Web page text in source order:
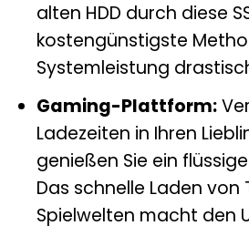
alten HDD durch diese
kostengünstigste
Systemleistung
Gaming-Plattform:
Ladezeiten in Ihren
genießen Sie ein
Das schnelle Laden von
Spielwelten macht den